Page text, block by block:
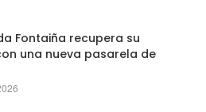
Fontaiña recupera su
una nueva pasarela de